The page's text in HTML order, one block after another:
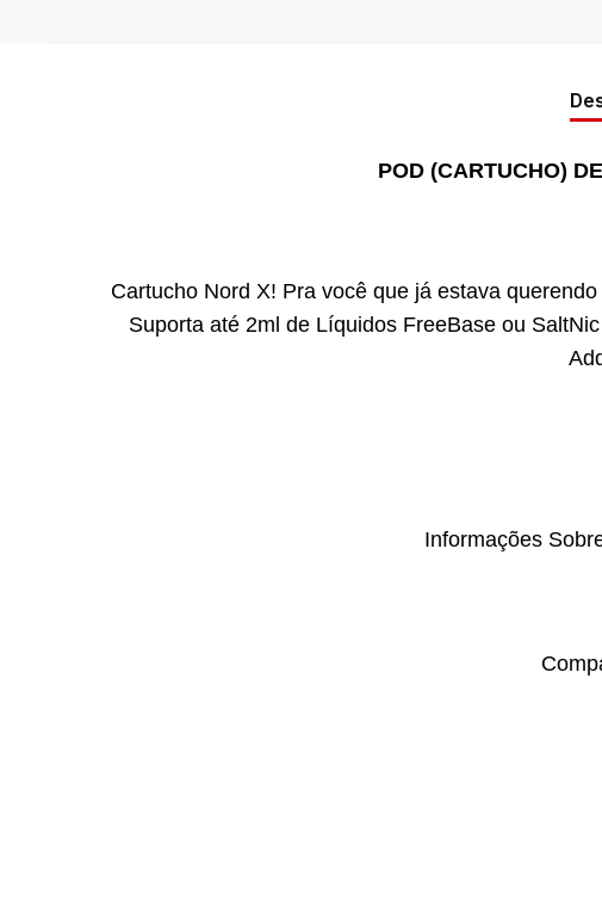
POD (CARTUCHO)
Cartucho Nord X! Pra você que já estava
Suporta até 2ml de Líquidos FreeBase ou
Informações